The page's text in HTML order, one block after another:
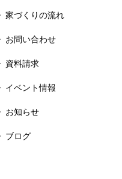
家づくりの流れ
お問い合わせ
資料請求
イベント情報
お知らせ
ブログ